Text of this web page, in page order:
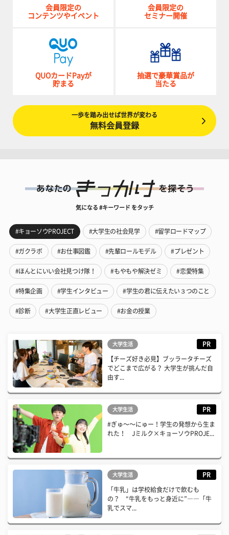
会員限定の
コンテンツやイベント
会員限定の
セミナー開催
QUOカードPayが
貯まる
抽選で豪華賞品が
当たる
一歩を踏み出せば世界が変わる
無料会員登録
気になる #キーワード をタッチ
#キョーソウPROJECT #大学生の社会見学 #留学ロードマップ
#ガクラボ #お仕事図鑑 #先輩ロールモデル #プレゼント
#ほんとにいい会社見つけ隊！ #もやもや解決ゼミ #恋愛特集
#特集企画 #学生インタビュー #学生の君に伝えたい３つのこと
#診断 #大学生正直レビュー #お金の授業
大学生活 PR
【チーズ好き必見】ブッラータチーズ
でどこまで広がる？ 大学生が挑んだ自
由す...
大学生活 PR
#ぎゅ〜〜にゅー！学生の発想から生ま
れた！ Jミルク×キョーソウPROJE...
大学生活 PR
「牛乳」は学校給食だけで飲むも
の？ “牛乳をもっと身近に”――「牛
乳でスマ...